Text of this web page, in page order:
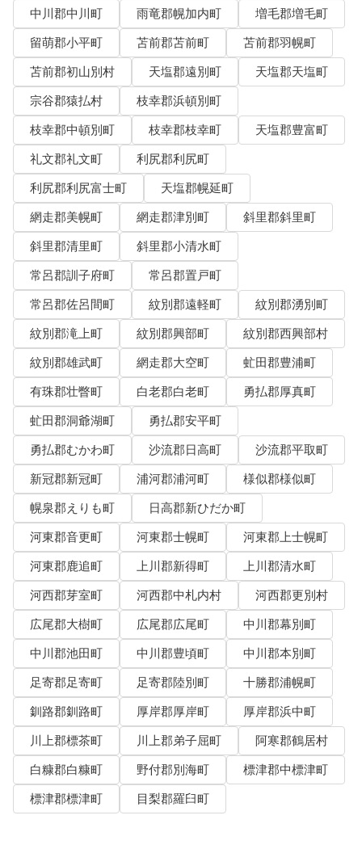
中川郡中川町
雨竜郡幌加内町
増毛郡増毛町
留萌郡小平町
苫前郡苫前町
苫前郡羽幌町
苫前郡初山別村
天塩郡遠別町
天塩郡天塩町
宗谷郡猿払村
枝幸郡浜頓別町
枝幸郡中頓別町
枝幸郡枝幸町
天塩郡豊富町
礼文郡礼文町
利尻郡利尻町
利尻郡利尻富士町
天塩郡幌延町
網走郡美幌町
網走郡津別町
斜里郡斜里町
斜里郡清里町
斜里郡小清水町
常呂郡訓子府町
常呂郡置戸町
常呂郡佐呂間町
紋別郡遠軽町
紋別郡湧別町
紋別郡滝上町
紋別郡興部町
紋別郡西興部村
紋別郡雄武町
網走郡大空町
虻田郡豊浦町
有珠郡壮瞥町
白老郡白老町
勇払郡厚真町
虻田郡洞爺湖町
勇払郡安平町
勇払郡むかわ町
沙流郡日高町
沙流郡平取町
新冠郡新冠町
浦河郡浦河町
様似郡様似町
幌泉郡えりも町
日高郡新ひだか町
河東郡音更町
河東郡士幌町
河東郡上士幌町
河東郡鹿追町
上川郡新得町
上川郡清水町
河西郡芽室町
河西郡中札内村
河西郡更別村
広尾郡大樹町
広尾郡広尾町
中川郡幕別町
中川郡池田町
中川郡豊頃町
中川郡本別町
足寄郡足寄町
足寄郡陸別町
十勝郡浦幌町
釧路郡釧路町
厚岸郡厚岸町
厚岸郡浜中町
川上郡標茶町
川上郡弟子屈町
阿寒郡鶴居村
白糠郡白糠町
野付郡別海町
標津郡中標津町
標津郡標津町
目梨郡羅臼町